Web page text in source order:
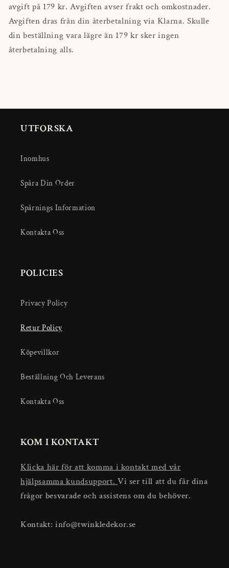
avgift på 179 kr. Avgiften avser frakt och omkostnader.
Avgiften dras från din återbetalning via Klarna. Skulle
din beställning vara lägre än 179 kr sker ingen
återbetalning alls.
UTFORSKA
Inomhus
Spåra Din Order
Spårnings Information
Kontakta Oss
POLICIES
Privacy Policy
Retur Policy
Köpevillkor
Beställning Och Leverans
Kontakta Oss
KOM I KONTAKT
Klicka här för att komma i kontakt med vår
hjälpsamma kundsupport. Vi ser till att du får dina
frågor besvarade och assistens om du behöver.
Kontakt: info@twinkledekor.se